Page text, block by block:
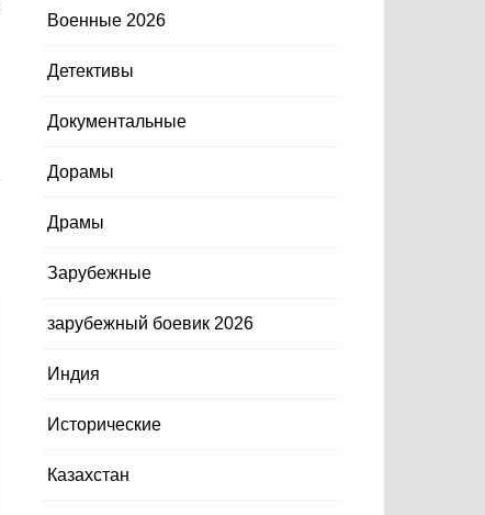
Военные 2026
Детективы
Документальные
Дорамы
Драмы
Зарубежные
зарубежный боевик 2026
Индия
Исторические
Казахстан